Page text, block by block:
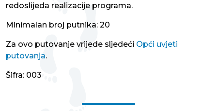
redoslijeda realizacije programa.
Minimalan broj putnika: 20
Za ovo putovanje vrijede sljedeći Opći uvjeti
putovanja.
Šifra: 003